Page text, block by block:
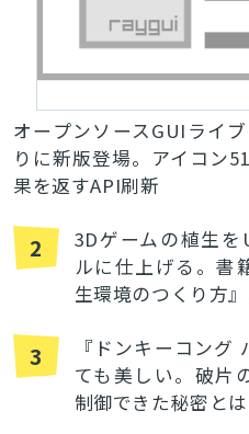
オープンソースGUIライ
りに新版登場。アイコン
果を返すAPI刷新
2
3Dゲームの植生
ルに仕上げる。書
生環境のつくり方
3
『ドンキーコング
ても美しい。破片
制御できた秘密とは